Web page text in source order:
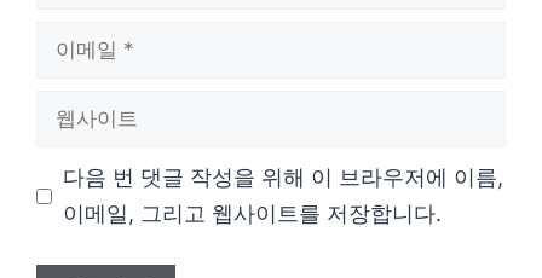
다음 번 댓글 작성을 위해 이 브라우저에 이름,
이메일, 그리고 웹사이트를 저장합니다.